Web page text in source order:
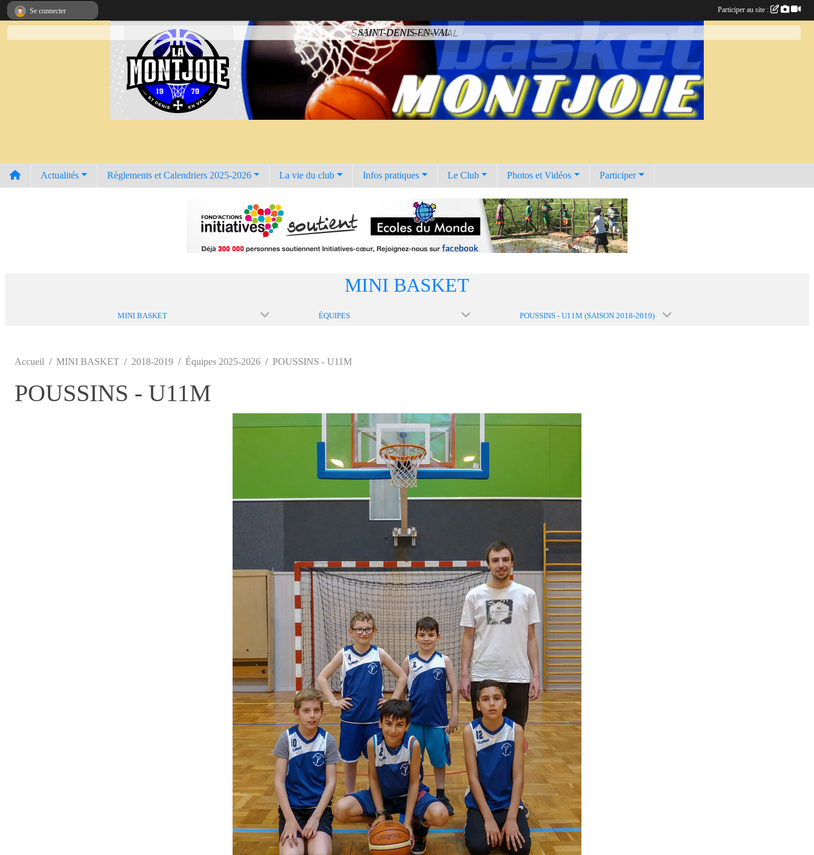
SAINT-DENIS-EN-VAL
Actualités Règlements et Calendriers 2025-2026 La vie du club Infos pratiques Le Club Photos et Vidéos Participer
MINI BASKET
MINI BASKET ÉQUIPES POUSSINS - U11M (SAISON 2018-2019)
Accueil MINI BASKET 2018-2019 Équipes 2025-2026 POUSSINS - U11M
POUSSINS - U11M
Se connecter Participer au site :
Panneau de gestion des cookies